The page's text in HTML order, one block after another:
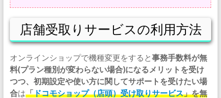
店舗受取りサービスの利用方法
オンラインショップで機種変更をすると事務手数料が無
料(プラン種別が変わらない場合)になるメリットを受け
つつ、初期設定や使い方に関してサポートを受けたい場
合は「ドコモショップ（店頭）受け取りサービス」を無